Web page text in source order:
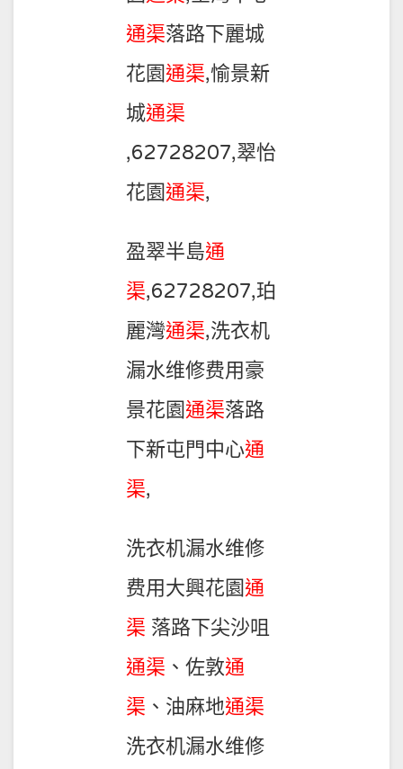
通渠落路下麗城
花園通渠,愉景新
城通渠
,62728207,翠怡
花園通渠,
盈翠半島通
渠,62728207,珀
麗灣通渠,洗衣机
漏水维修费用豪
景花園通渠落路
下新屯門中心通
渠,
洗衣机漏水维修
费用大興花園通
渠 落路下尖沙咀
通渠 、佐敦通
渠 、油麻地通渠
洗衣机漏水维修